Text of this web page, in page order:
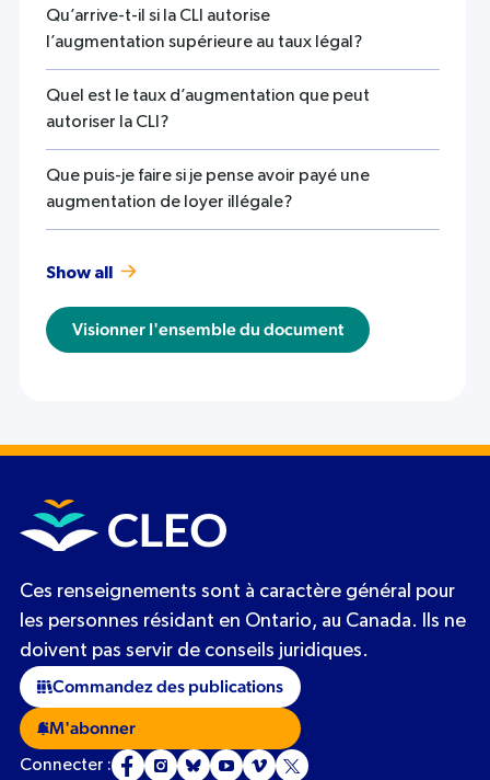
Qu’arrive-t-il si la CLI autorise
l’augmentation supérieure au taux légal?
Quel est le taux d’augmentation que peut
autoriser la CLI?
Que puis-je faire si je pense avoir payé une
augmentation de loyer illégale?
Show all
Visionner l'ensemble du document
Ces renseignements sont à caractère général pour
les personnes résidant en Ontario, au Canada. Ils ne
doivent pas servir de conseils juridiques.
Commandez des publications
M'abonner
Connecter :